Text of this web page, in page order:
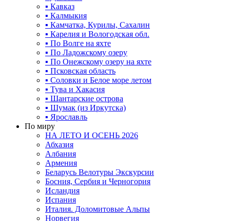
▪ Кавказ
▪ Калмыкия
▪ Камчатка, Курилы, Сахалин
▪ Карелия и Вологодская обл.
▪ По Волге на яхте
▪ По Ладожскому озеру
▪ По Онежскому озеру на яхте
▪ Псковская область
▪ Соловки и Белое море летом
▪ Тува и Хакасия
▪ Шантарские острова
▪ Шумак (из Иркутска)
▪ Ярославль
По миру
НА ЛЕТО И ОСЕНЬ 2026
Абхазия
Албания
Армения
Беларусь Велотуры Экскурсии
Босния, Сербия и Черногория
Исландия
Испания
Италия. Доломитовые Альпы
Норвегия